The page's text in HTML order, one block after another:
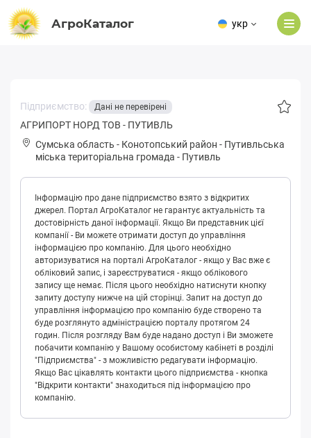
АгроКаталог укр
Підприємство: Дані не перевірені
АГРИПОРТ НОРД ТОВ - ПУТИВЛЬ
Сумська область - Конотопський район - Путивльськa
міська територіальна громада - Путивль
Інформацію про дане підприємство взято з відкритих
джерел. Портал АгроКаталог не гарантує актуальність та
достовірність даної інформації. Якщо Ви представник цієї
компанії - Ви можете отримати доступ до управління
інформацією про компанію. Для цього необхідно
авторизуватися на порталі АгроКаталог - якщо у Вас вже є
обліковий запис, і зареєструватися - якщо облікового
запису ще немає. Після цього необхідно натиснути кнопку
запиту доступу нижче на цій сторінці. Запит на доступ до
управління інформацією про компанію буде створено та
буде розглянуто адміністрацією порталу протягом 24
годин. Після розгляду Вам буде надано доступ і Ви зможете
побачити компанію у Вашому особистому кабінеті в розділі
"Підприємства" - з можливістю редагувати інформацію.
Якщо Вас цікавлять контакти цього підприємства - кнопка
"Відкрити контакти" знаходиться під інформацією про
компанію.